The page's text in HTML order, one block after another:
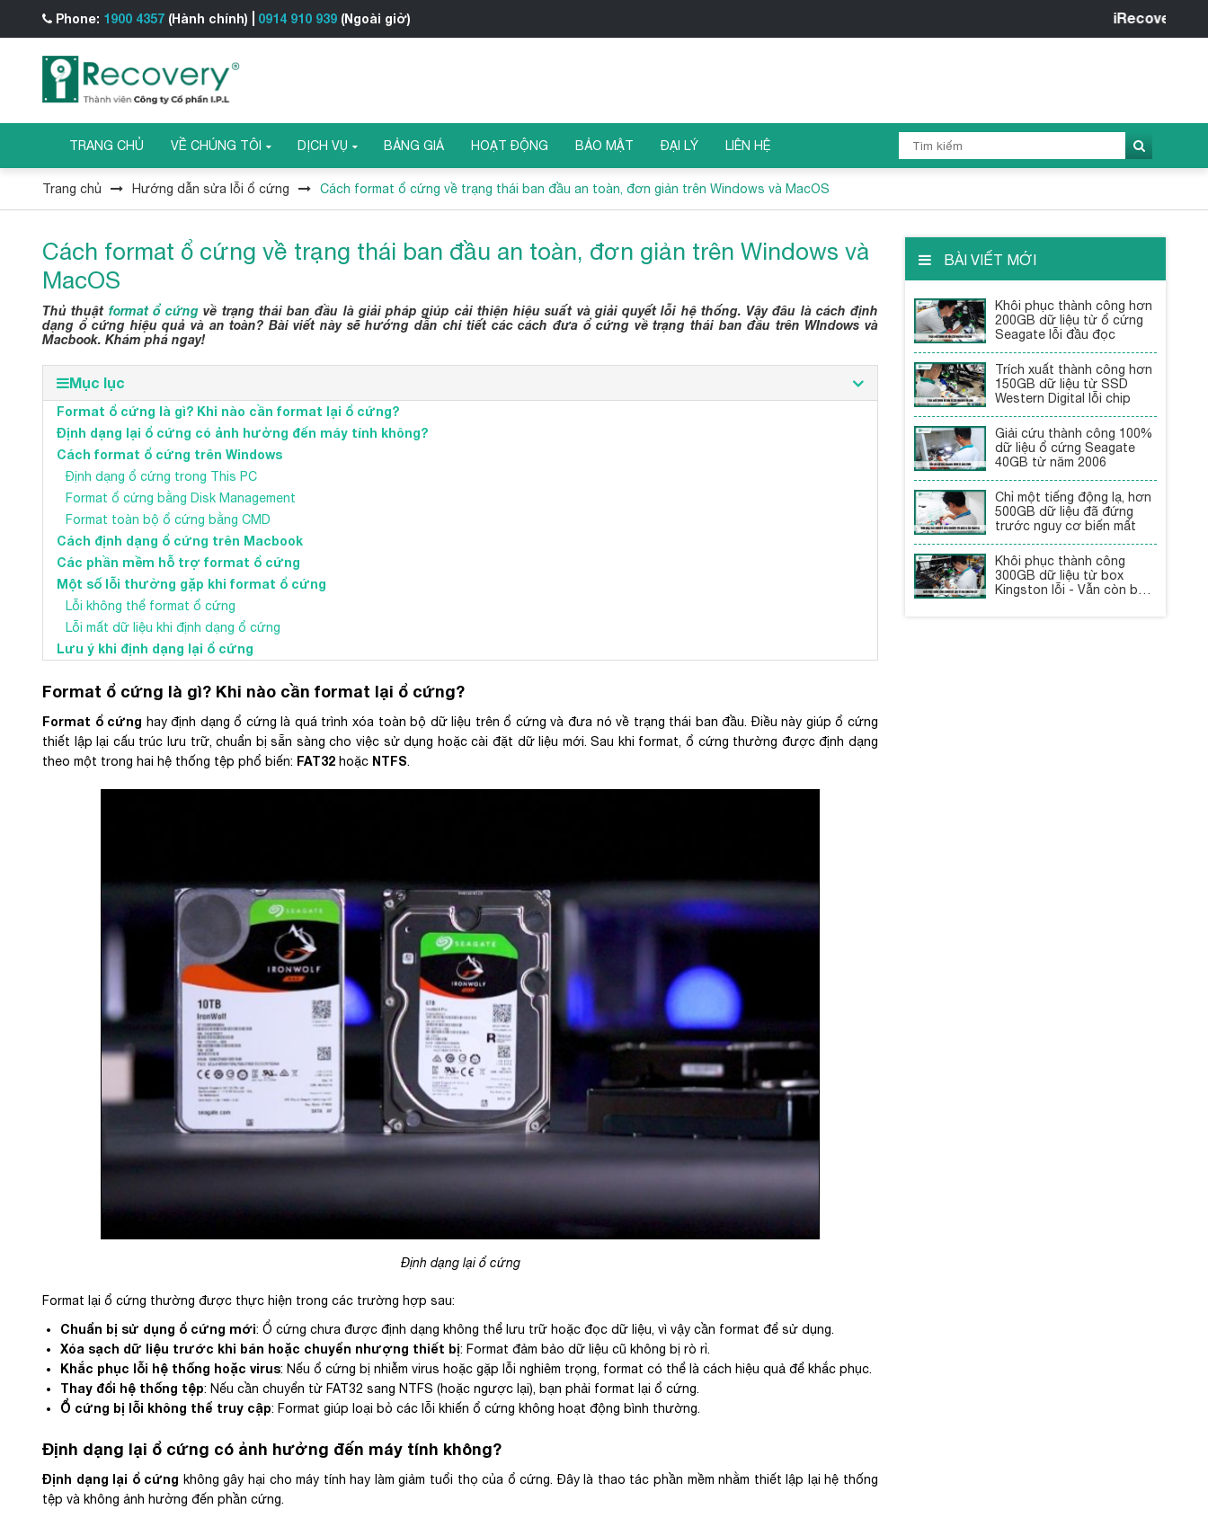
Phone: 1900 4357 (Hành chính) 0914 910 939 (Ngoài giờ) iRecovery - Trung tâm
TRANG CHỦ VỀ CHÚNG TÔI DỊCH VỤ BẢNG GIÁ HOẠT ĐỘNG BẢO MẬT ĐẠI LÝ LIÊN HỆ
Trang chủ Hướng dẫn sửa lỗi ổ cứng Cách format ổ cứng về trạng thái ban đầu an toàn, đơn giản trên Windows và MacOS
Cách format ổ cứng về trạng thái ban đầu an toàn, đơn giản trên Windows và
MacOS
Thủ thuật format ổ cứng về trạng thái ban đầu là giải pháp giúp cải thiện hiệu suất và giải quyết lỗi hệ thống. Vậy đâu là cách định
dạng ổ cứng hiệu quả và an toàn? Bài viết này sẽ hướng dẫn chi tiết các cách đưa ổ cứng về trạng thái ban đầu trên WIndows và
Macbook. Khám phá ngay!
Mục lục
Format ổ cứng là gì? Khi nào cần format lại ổ cứng?
Định dạng lại ổ cứng có ảnh hưởng đến máy tính không?
Cách format ổ cứng trên Windows
Định dạng ổ cứng trong This PC
Format ổ cứng bằng Disk Management
Format toàn bộ ổ cứng bằng CMD
Cách định dạng ổ cứng trên Macbook
Các phần mềm hỗ trợ format ổ cứng
Một số lỗi thường gặp khi format ổ cứng
Lỗi không thể format ổ cứng
Lỗi mất dữ liệu khi định dạng ổ cứng
Lưu ý khi định dạng lại ổ cứng
Format ổ cứng là gì? Khi nào cần format lại ổ cứng?
Format ổ cứng hay định dạng ổ cứng là quá trình xóa toàn bộ dữ liệu trên ổ cứng và đưa nó về trạng thái ban đầu. Điều này giúp ổ cứng
thiết lập lại cấu trúc lưu trữ, chuẩn bị sẵn sàng cho việc sử dụng hoặc cài đặt dữ liệu mới. Sau khi format, ổ cứng thường được định dạng
theo một trong hai hệ thống tệp phổ biến: FAT32 hoặc NTFS.
Định dạng lại ổ cứng
Format lại ổ cứng thường được thực hiện trong các trường hợp sau:
Chuẩn bị sử dụng ổ cứng mới: Ổ cứng chưa được định dạng không thể lưu trữ hoặc đọc dữ liệu, vì vậy cần format để sử dụng.
Xóa sạch dữ liệu trước khi bán hoặc chuyển nhượng thiết bị: Format đảm bảo dữ liệu cũ không bị rò rỉ.
Khắc phục lỗi hệ thống hoặc virus: Nếu ổ cứng bị nhiễm virus hoặc gặp lỗi nghiêm trọng, format có thể là cách hiệu quả để khắc phục.
Thay đổi hệ thống tệp: Nếu cần chuyển từ FAT32 sang NTFS (hoặc ngược lại), bạn phải format lại ổ cứng.
Ổ cứng bị lỗi không thể truy cập: Format giúp loại bỏ các lỗi khiến ổ cứng không hoạt động bình thường.
Định dạng lại ổ cứng có ảnh hưởng đến máy tính không?
Định dạng lại ổ cứng không gây hại cho máy tính hay làm giảm tuổi thọ của ổ cứng. Đây là thao tác phần mềm nhằm thiết lập lại hệ thống
tệp và không ảnh hưởng đến phần cứng.
BÀI VIẾT MỚI
Khôi phục thành công hơn
200GB dữ liệu từ ổ cứng
Seagate lỗi đầu đọc
Trích xuất thành công hơn
150GB dữ liệu từ SSD
Western Digital lỗi chip
Giải cứu thành công 100%
dữ liệu ổ cứng Seagate
40GB từ năm 2006
Chỉ một tiếng động lạ, hơn
500GB dữ liệu đã đứng
trước nguy cơ biến mất
Khôi phục thành công
300GB dữ liệu từ box
Kingston lỗi - Vẫn còn bảo